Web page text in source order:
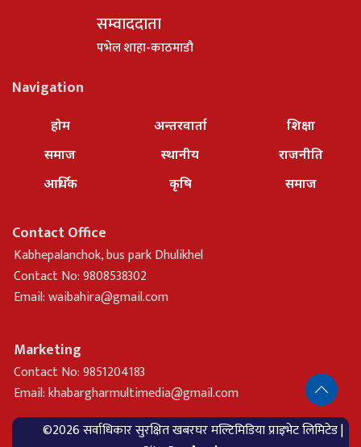
सम्वाददाता
पभेल शाहा-काठमाडौ
Navigation
होम
समाज
आर्थिक
अन्तरवार्ता
स्थानीय
कृषि
शिक्षा
राजनीति
समाज
Contact Office
Kabhepalanchok, bus park Dhulikhel
Contact No: 9808538302
Email:waibahira@gmail.com
Marketing
Contact No: 9851204183
Email:khabargharmultimedia@gmail.com
©2026 सर्वाधिकार सुरक्षित खबरघर मल्टिमिडिया प्राइभेट लिमिटेड |